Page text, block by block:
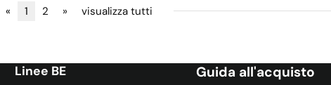
« 1 2 » visualizza tutti
Linee BE Guida all'acquisto